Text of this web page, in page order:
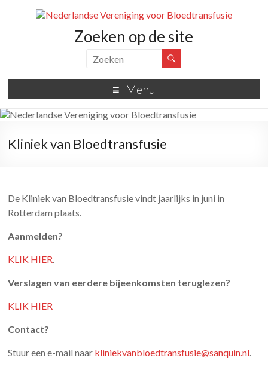
Zoeken op de site
Menu
Kliniek van Bloedtransfusie
De Kliniek van Bloedtransfusie vindt jaarlijks in juni in
Rotterdam plaats.
Aanmelden?
KLIK HIER.
Verslagen van eerdere bijeenkomsten teruglezen?
KLIK HIER
Contact?
Stuur een e-mail naar kliniekvanbloedtransfusie@sanquin.nl.